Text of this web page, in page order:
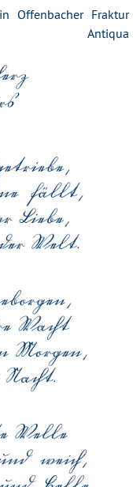
Offenbacher Fraktur
Antiqua